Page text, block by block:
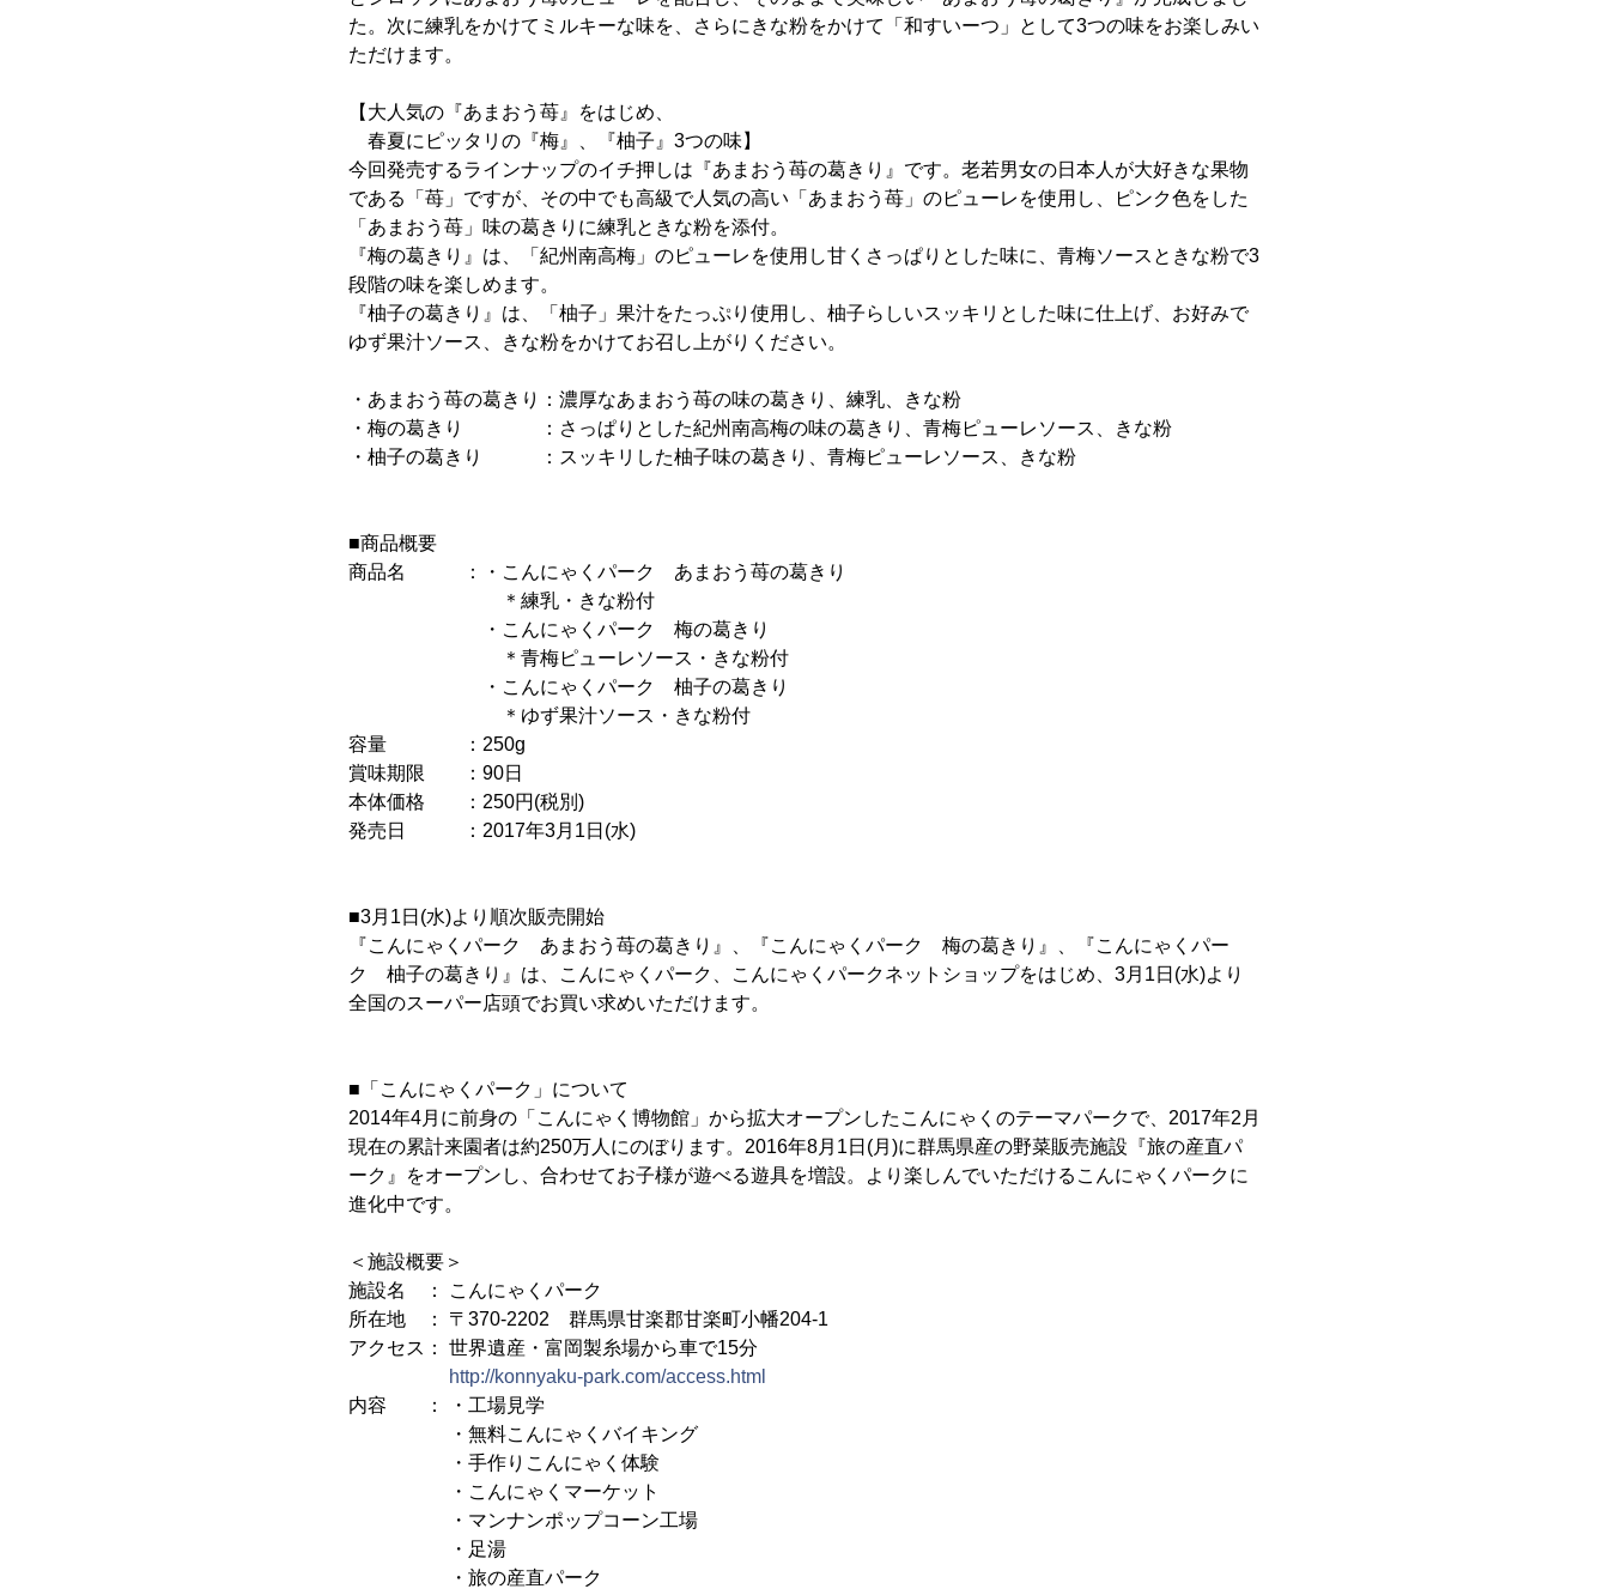
た。次に練乳をかけてミルキーな味を、さらにきな粉をかけて「和すいーつ」として3つの味をお楽しみい
ただけます。
【大人気の『あまおう苺』をはじめ、
春夏にピッタリの『梅』、『柚子』3つの味】
今回発売するラインナップのイチ押しは『あまおう苺の葛きり』です。老若男女の日本人が大好きな果物
である「苺」ですが、その中でも高級で人気の高い「あまおう苺」のピューレを使用し、ピンク色をした
「あまおう苺」味の葛きりに練乳ときな粉を添付。
『梅の葛きり』は、「紀州南高梅」のピューレを使用し甘くさっぱりとした味に、青梅ソースときな粉で3
段階の味を楽しめます。
『柚子の葛きり』は、「柚子」果汁をたっぷり使用し、柚子らしいスッキリとした味に仕上げ、お好みで
ゆず果汁ソース、きな粉をかけてお召し上がりください。
・あまおう苺の葛きり：濃厚なあまおう苺の味の葛きり、練乳、きな粉
・梅の葛きり ：さっぱりとした紀州南高梅の味の葛きり、青梅ピューレソース、きな粉
・柚子の葛きり ：スッキリした柚子味の葛きり、青梅ピューレソース、きな粉
■商品概要
商品名 ：・こんにゃくパーク あまおう苺の葛きり
＊練乳・きな粉付
・こんにゃくパーク 梅の葛きり
＊青梅ピューレソース・きな粉付
・こんにゃくパーク 柚子の葛きり
＊ゆず果汁ソース・きな粉付
容量 ：250g
賞味期限 ：90日
本体価格 ：250円(税別)
発売日 ：2017年3月1日(水)
■3月1日(水)より順次販売開始
『こんにゃくパーク あまおう苺の葛きり』、『こんにゃくパーク 梅の葛きり』、『こんにゃくパー
ク 柚子の葛きり』は、こんにゃくパーク、こんにゃくパークネットショップをはじめ、3月1日(水)より
全国のスーパー店頭でお買い求めいただけます。
■「こんにゃくパーク」について
2014年4月に前身の「こんにゃく博物館」から拡大オープンしたこんにゃくのテーマパークで、2017年2月
現在の累計来園者は約250万人にのぼります。2016年8月1日(月)に群馬県産の野菜販売施設『旅の産直パ
ーク』をオープンし、合わせてお子様が遊べる遊具を増設。より楽しんでいただけるこんにゃくパークに
進化中です。
＜施設概要＞
施設名 ： こんにゃくパーク
所在地 ： 〒370-2202 群馬県甘楽郡甘楽町小幡204-1
アクセス： 世界遺産・富岡製糸場から車で15分
http://konnyaku-park.com/access.html
内容 ： ・工場見学
・無料こんにゃくバイキング
・手作りこんにゃく体験
・こんにゃくマーケット
・マンナンポップコーン工場
・足湯
・旅の産直パーク